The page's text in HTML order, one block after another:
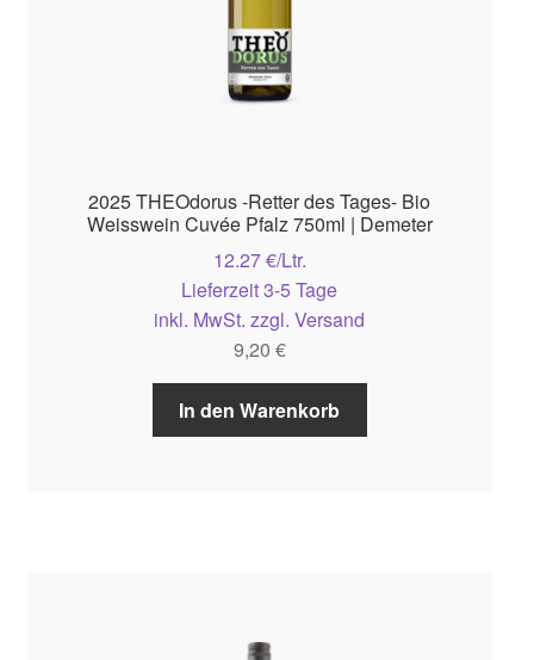
2025 THEOdorus -Retter des Tages- Bio
Weisswein Cuvée Pfalz 750ml | Demeter
12.27 €/Ltr.
Lieferzeit 3-5 Tage
inkl. MwSt. zzgl. Versand
9,20 €
In den Warenkorb